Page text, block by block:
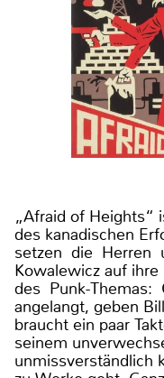
„Afraid of
des kanadischen
setzen die Herren
Kowalewicz auf
des Punk-
angelangt, geben
braucht ein paar
seinem
unmissverständlich